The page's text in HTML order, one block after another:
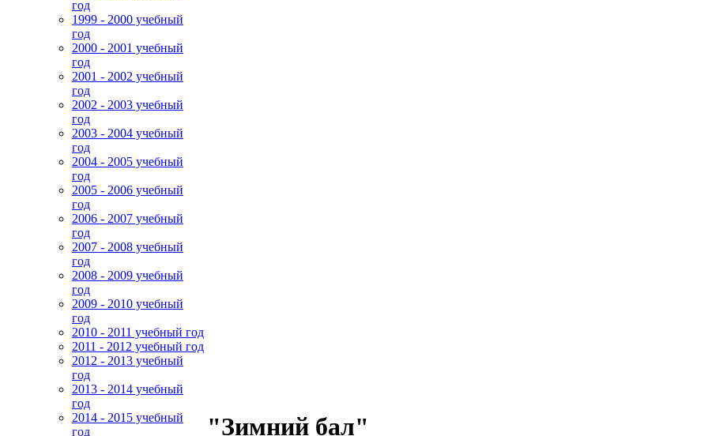
год
1999 - 2000 учебный
год
2000 - 2001 учебный
год
2001 - 2002 учебный
год
2002 - 2003 учебный
год
2003 - 2004 учебный
год
2004 - 2005 учебный
год
2005 - 2006 учебный
год
2006 - 2007 учебный
год
2007 - 2008 учебный
год
2008 - 2009 учебный
год
2009 - 2010 учебный
год
2010 - 2011 учебный год
2011 - 2012 учебный год
2012 - 2013 учебный
год
2013 - 2014 учебный
год
2014 - 2015 учебный
год
"Зимний бал"